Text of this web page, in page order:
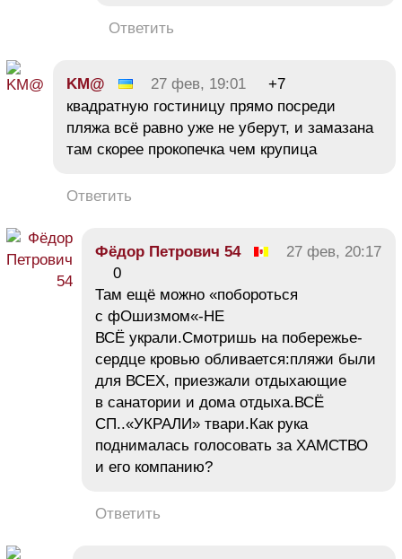
Ответить
KM@ 27 фев, 19:01
+7
квадратную гостиницу прямо посреди
пляжа всё равно уже не уберут, и замазана
там скорее прокопечка чем крупица
Ответить
Фёдор Петрович 54
27 фев, 20:17
0
Там ещё можно «побороться
с фОшизмом«-НЕ
ВСЁ украли.Смотришь на побережье-
сердце кровью обливается:пляжи были
для ВСЕХ, приезжали отдыхающие
в санатории и дома отдыха.ВСЁ
СП..«УКРАЛИ» твари.Как рука
поднималась голосовать за ХАМСТВО
и его компанию?
Ответить